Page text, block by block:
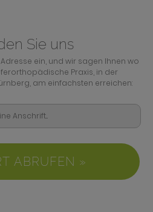
Sie uns
ein, und wir sagen Ihnen wo
Praxis, in der
am einfachsten erreichen:
ABRUFEN »